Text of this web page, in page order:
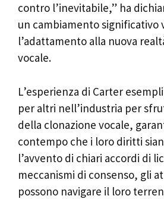
contro l’inevitabile,” ha
un cambiamento significativo
l’adattamento alla nuova
vocale.
L’esperienza di Carter
per altri nell’industria per
della clonazione vocale,
contempo che i loro diritti
l’avvento di chiari accordi di
meccanismi di consenso, gli
possono navigare il loro